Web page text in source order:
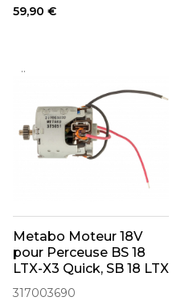
59,90 €
..
Metabo Moteur 18V
pour Perceuse BS 18
LTX-X3 Quick, SB 18 LTX
Impuls (317003690)
317003690